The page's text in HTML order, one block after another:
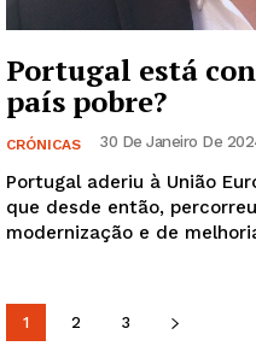
Portugal está
país pobre?
CRÓNICAS 30 De Janeiro De
Portugal aderiu à União
que desde então,
modernização e de
1 2 3